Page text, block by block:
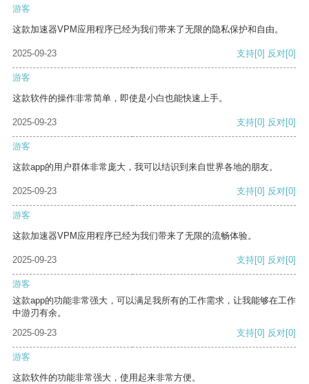
游客
这款加速器VPM应用程序已经为我们带来了无限的隐私保护和自由。
2025-09-23 支持[0] 反对[0]
游客
这款软件的操作非常简单，即使是小白也能快速上手。
2025-09-23 支持[0] 反对[0]
游客
这款app的用户群体非常庞大，我可以结识到来自世界各地的朋友。
2025-09-23 支持[0] 反对[0]
游客
这款加速器VPM应用程序已经为我们带来了无限的流畅体验。
2025-09-23 支持[0] 反对[0]
游客
这款app的功能非常强大，可以满足我所有的工作需求，让我能够在工作
中游刃有余。
2025-09-23
支持[0] 反对[0]
游客
这款软件的功能非常强大，使用起来非常方便。